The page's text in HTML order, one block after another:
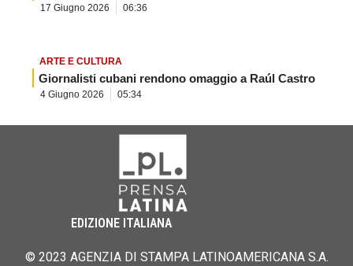
17 Giugno 2026 06:36
ARTE E CULTURA
Giornalisti cubani rendono omaggio a Raúl Castro
4 Giugno 2026 05:34
EDIZIONE ITALIANA
© 2023 AGENZIA DI STAMPA LATINOAMERICANA S.A.